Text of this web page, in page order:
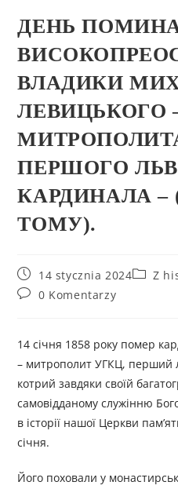
ДЕНЬ
ВЛАДИКИ
ЛЕВИЦЬКОГО
ПЕРШОГО
КАРДИНАЛА –
ТОМУ).
14 stycznia 2024
Z
0 Komentarzy
14 січня 1858 року помер
– митрополит УГКЦ, перший
котрий завдяки своїй
самовідданому служінню
в історії нашої Церкви
січня.
Його поховали у